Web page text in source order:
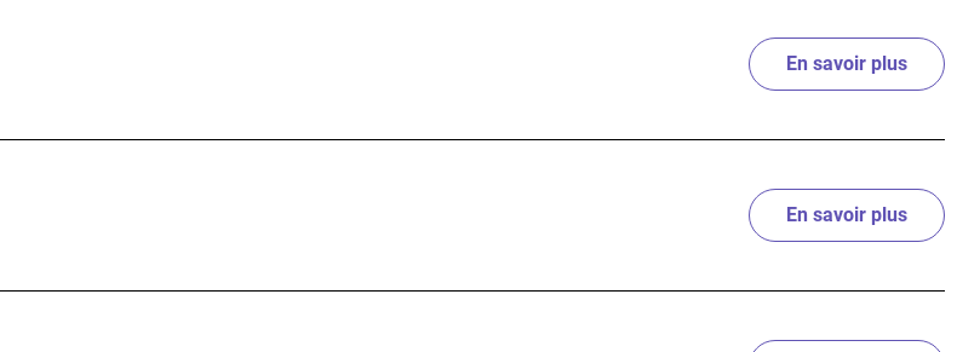
En savoir plus sur
En savoir plus sur